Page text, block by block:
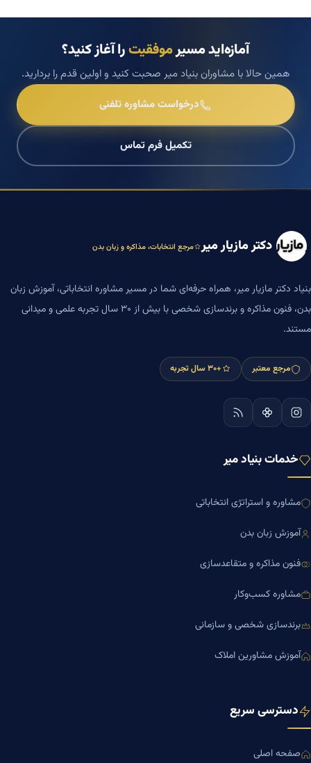
آمازه‌اید مسیرموفقیترا آغاز کنید؟
همین حالا با مشاوران بنیاد میر صحبت کنید و اولین قدم را بردارید.
درخواست مشاوره تلفنی
تکمیل فرم تماس
دکتر مازیار میر مرجع انتخابات، مذاکره و زبان بدن
بنیاد دکتر مازیار میر، همراه حرفه‌ای شما در مسیر مشاوره انتخاباتی، آموزش زبان
بدن، فنون مذاکره و برندسازی شخصی با بیش از ۳۰ سال تجربه علمی و میدانی
مستند.
مرجع معتبر +۳۰ سال تجربه
خدمات بنیاد میر
مشاوره و استراتژی انتخاباتی
آموزش زبان بدن
فنون مذاکره و متقاعدسازی
مشاوره کسب‌وکار
برندسازی شخصی و سازمانی
آموزش مشاورین املاک
دسترسی سریع
صفحه اصلی